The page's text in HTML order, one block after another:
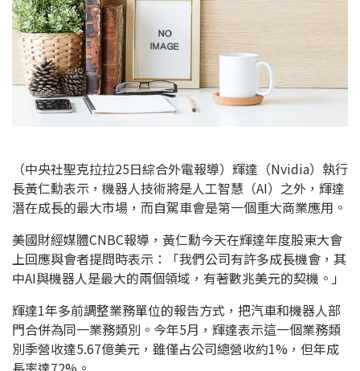
（中央社聖克拉拉25日綜合外電報導）輝達（Nvidia）執行
長黃仁勳表示，機器人技術將是人工智慧（AI）之外，輝達
潛在成長的最大市場，而自駕車會是第一個重大商業應用。
美國財經媒體CNBC報導，黃仁勳今天在輝達年度股東大會
上回應與會者提問時表示：「我們公司有許多成長機會，其
中AI與機器人是最大的兩個領域，有著數兆美元的契機。」
輝達1年多前調整業務單位的報告方式，把汽車和機器人部
門合併為同一業務類別。今年5月，輝達表示這一個業務類
別季營收達5.67億美元，雖僅占公司總營收約1%，但年成